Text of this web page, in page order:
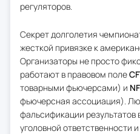
регуляторов.
Секрет долголетия
жесткой привязке к
Организаторы не просто
работают в правовом поле
товарными фьючерсами) и
фьючерсная ассоциация).
фальсификации результатов
уголовной ответственности